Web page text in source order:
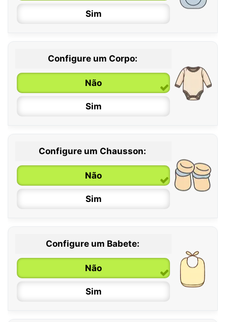
Sim
Configure um Corpo:
Não
Sim
0 / 6 meses
6 / 12 meses
12 / 18 meses
Configure um Chausson:
Não
Sim
Configure um Babete:
Não
Sim